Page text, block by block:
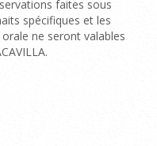
faites sous
spécifiques et les
ne seront valables